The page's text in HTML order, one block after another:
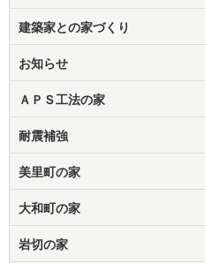
建築家との家づくり
お知らせ
ＡＰＳ工法の家
耐震補強
美里町の家
大和町の家
岩切の家